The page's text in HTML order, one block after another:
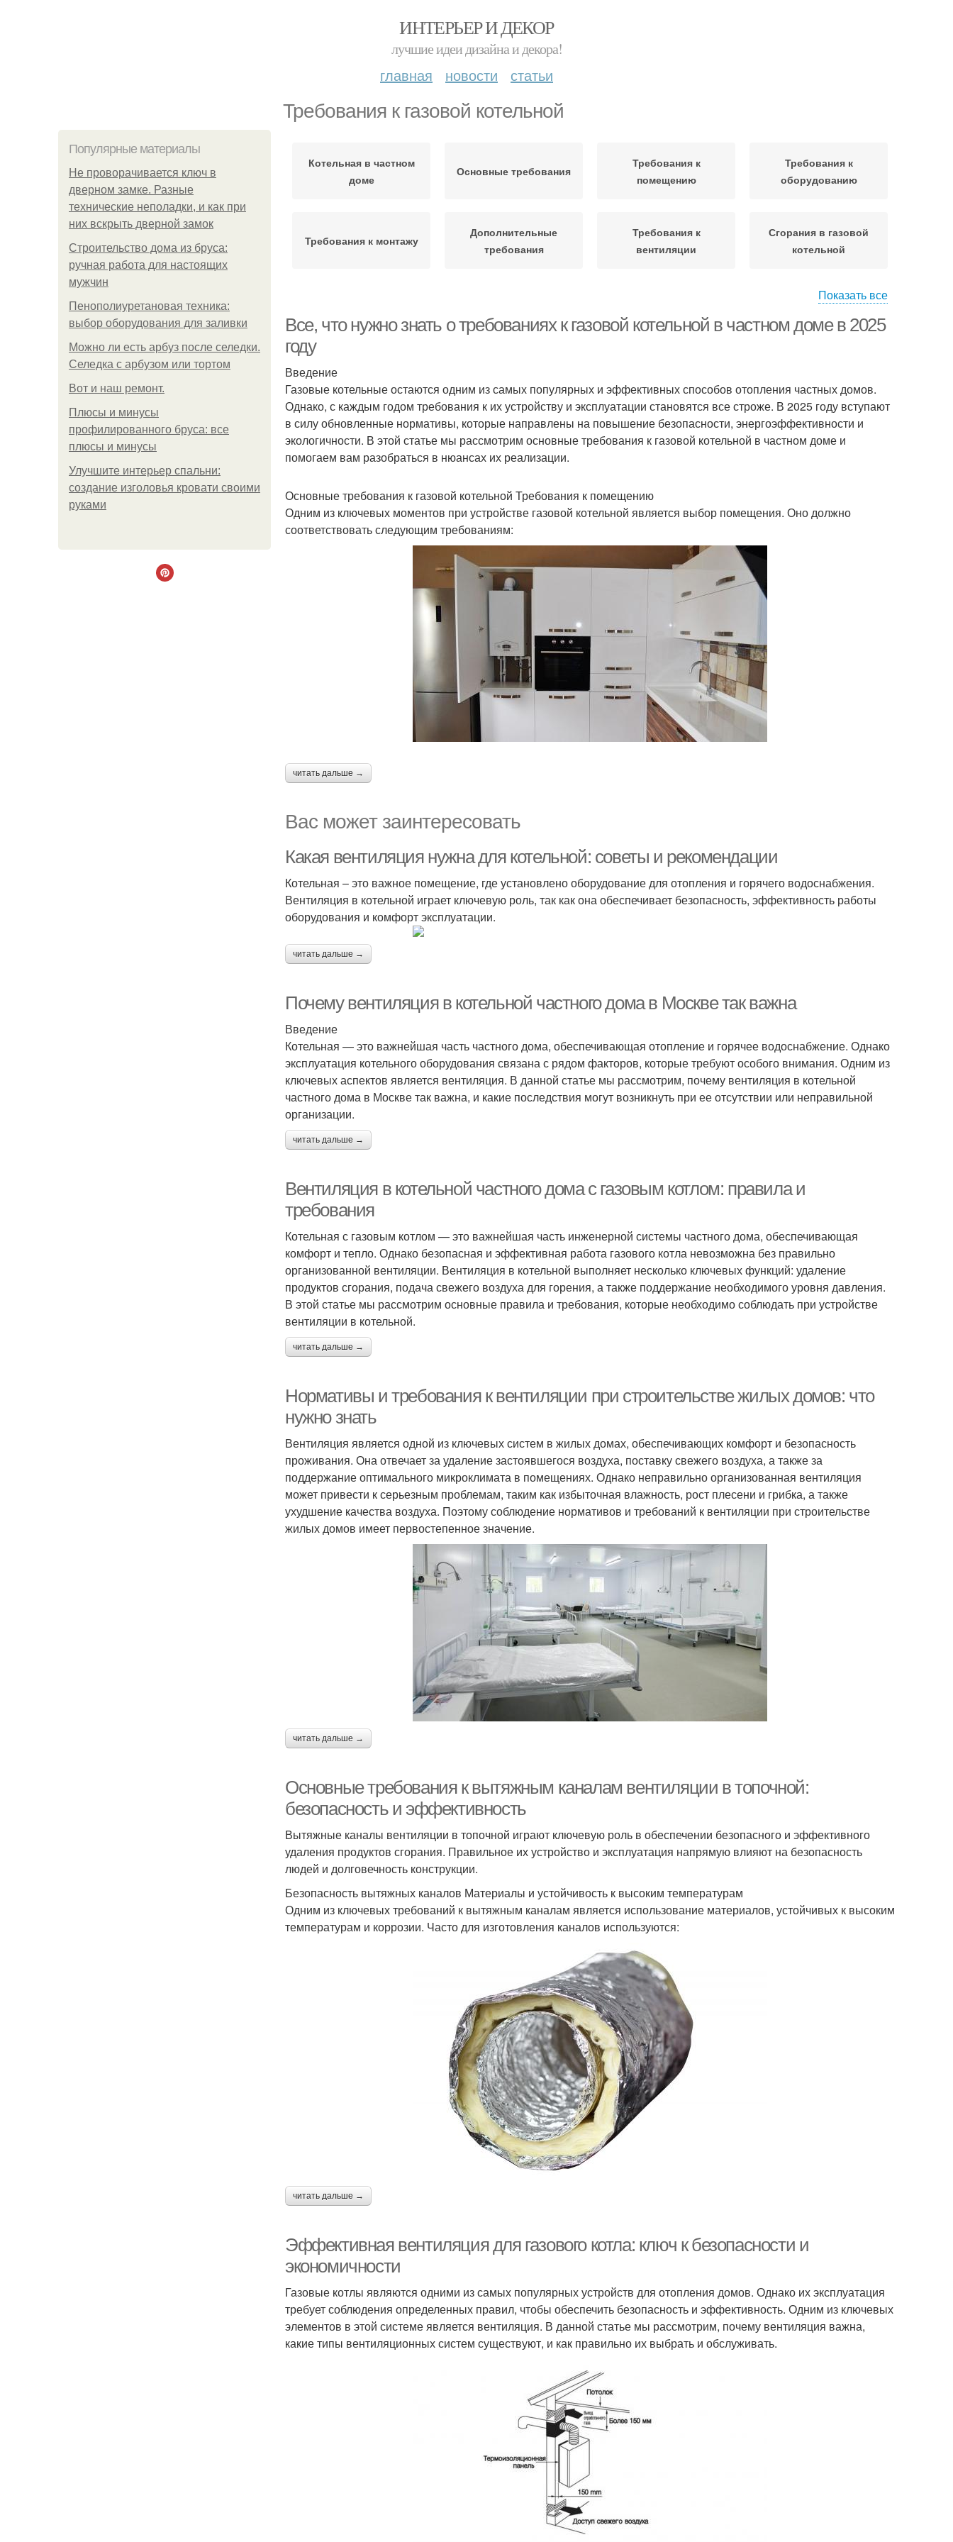
ИНТЕРЬЕР И ДЕКОР
лучшие идеи дизайна и декора!
главная новости статьи
Требования к газовой котельной
Популярные материалы
Не проворачивается ключ в
дверном замке. Разные
технические неполадки, и как при
них вскрыть дверной замок
Строительство дома из бруса:
ручная работа для настоящих
мужчин
Пенополиуретановая техника:
выбор оборудования для заливки
Можно ли есть арбуз после селедки.
Селедка с арбузом или тортом
Boт и наш ремoнт.
Плюсы и минусы
профилированного бруса: все
плюсы и минусы
Улучшите интерьер спальни:
создание изголовья кровати своими
руками
Котельная в частном
доме
Основные требования
Требования к
помещению
Требования к
оборудованию
Требования к монтажу
Дополнительные
требования
Требования к
вентиляции
Сгорания в газовой
котельной
оборудованию
эксплуатации
Требования к
подключению
Котельная к газовой
сети
котельной
Окно в котельной Котельная в подвале
Показать все
Все, что нужно знать о требованиях к газовой котельной в частном доме в 2025
году
Введение
Газовые котельные остаются одним из самых популярных и эффективных способов отопления частных домов.
Однако, с каждым годом требования к их устройству и эксплуатации становятся все строже. В 2025 году вступают
в силу обновленные нормативы, которые направлены на повышение безопасности, энергоэффективности и
экологичности. В этой статье мы рассмотрим основные требования к газовой котельной в частном доме и
помогаем вам разобраться в нюансах их реализации.
Основные требования к газовой котельной Требования к помещению
Одним из ключевых моментов при устройстве газовой котельной является выбор помещения. Оно должно
соответствовать следующим требованиям:
читать дальше →
Вас может заинтересовать
Какая вентиляция нужна для котельной: советы и рекомендации
Котельная – это важное помещение, где установлено оборудование для отопления и горячего водоснабжения.
Вентиляция в котельной играет ключевую роль, так как она обеспечивает безопасность, эффективность работы
оборудования и комфорт эксплуатации.
читать дальше →
Почему вентиляция в котельной частного дома в Москве так важна
Введение
Котельная — это важнейшая часть частного дома, обеспечивающая отопление и горячее водоснабжение. Однако
эксплуатация котельного оборудования связана с рядом факторов, которые требуют особого внимания. Одним из
ключевых аспектов является вентиляция. В данной статье мы рассмотрим, почему вентиляция в котельной
частного дома в Москве так важна, и какие последствия могут возникнуть при ее отсутствии или неправильной
организации.
читать дальше →
Вентиляция в котельной частного дома с газовым котлом: правила и
требования
Котельная с газовым котлом — это важнейшая часть инженерной системы частного дома, обеспечивающая
комфорт и тепло. Однако безопасная и эффективная работа газового котла невозможна без правильно
организованной вентиляции. Вентиляция в котельной выполняет несколько ключевых функций: удаление
продуктов сгорания, подача свежего воздуха для горения, а также поддержание необходимого уровня давления.
В этой статье мы рассмотрим основные правила и требования, которые необходимо соблюдать при устройстве
вентиляции в котельной.
читать дальше →
Нормативы и требования к вентиляции при строительстве жилых домов: что
нужно знать
Вентиляция является одной из ключевых систем в жилых домах, обеспечивающих комфорт и безопасность
проживания. Она отвечает за удаление застоявшегося воздуха, поставку свежего воздуха, а также за
поддержание оптимального микроклимата в помещениях. Однако неправильно организованная вентиляция
может привести к серьезным проблемам, таким как избыточная влажность, рост плесени и грибка, а также
ухудшение качества воздуха. Поэтому соблюдение нормативов и требований к вентиляции при строительстве
жилых домов имеет первостепенное значение.
читать дальше →
Основные требования к вытяжным каналам вентиляции в топочной:
безопасность и эффективность
Вытяжные каналы вентиляции в топочной играют ключевую роль в обеспечении безопасного и эффективного
удаления продуктов сгорания. Правильное их устройство и эксплуатация напрямую влияют на безопасность
людей и долговечность конструкции.
Безопасность вытяжных каналов Материалы и устойчивость к высоким температурам
Одним из ключевых требований к вытяжным каналам является использование материалов, устойчивых к высоким
температурам и коррозии. Часто для изготовления каналов используются:
читать дальше →
Эффективная вентиляция для газового котла: ключ к безопасности и
экономичности
Газовые котлы являются одними из самых популярных устройств для отопления домов. Однако их эксплуатация
требует соблюдения определенных правил, чтобы обеспечить безопасность и эффективность. Одним из ключевых
элементов в этой системе является вентиляция. В данной статье мы рассмотрим, почему вентиляция важна,
какие типы вентиляционных систем существуют, и как правильно их выбрать и обслуживать.